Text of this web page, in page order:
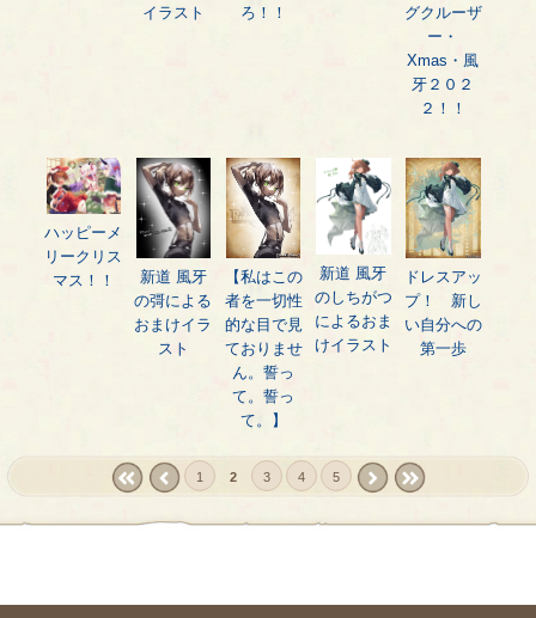
イラスト
ろ！！
グクルーザ
ー・
Xmas・風
牙２０２
２！！
ハッピーメ
リークリス
マス！！
新道 風牙
の彁による
おまけイラ
スト
【私はこの
者を一切性
的な目で見
ておりませ
ん。誓っ
て。誓っ
て。】
新道 風牙
のしちがつ
によるおま
けイラスト
ドレスアッ
プ！ 新し
い自分への
第一歩
1 2 3 4 5